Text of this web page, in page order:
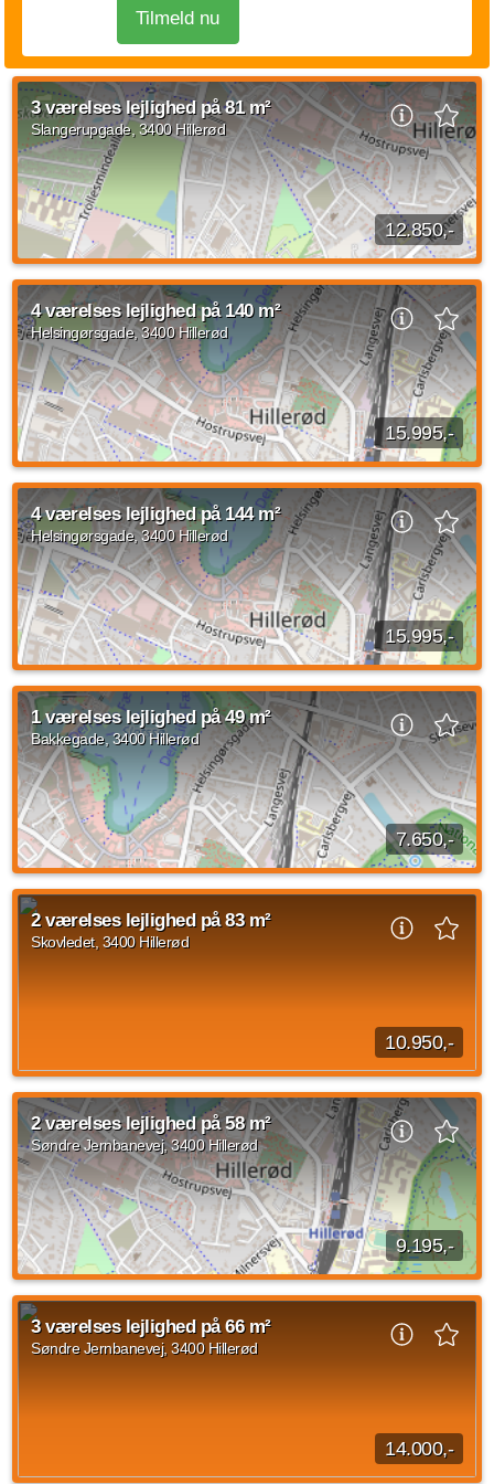
Tilmeld nu
3 værelses lejlighed på 81 m²
Slangerupgade, 3400 Hillerød
12.850,-
Moderne 3-værelses familiebolig med privat uderumDenne 3-
værelses lejlighed er ideel til par, den lille familie eller dig, der
ønsker ekstra plads til...
Kilde: aKF
3 vær. 81 m² 30. okt. 2026
4 værelses lejlighed på 140 m²
Helsingørsgade, 3400 Hillerød
15.995,-
4 værelses lejlighed beliggende Helsingørsgade, Hillerød med
en størrelse på 140 m2 til overtagelse den 1. september
2026. Huslejen udgør 15.995 kroner...
Kilde: Actus
4 vær. 140 m² 31. aug. 2026
4 værelses lejlighed på 144 m²
Helsingørsgade, 3400 Hillerød
15.995,-
4 værelses lejlighed beliggende Helsingørsgade, Hillerød på
144 m2 med indflytning den 15. august 2026. Husleje er på
15.995 DKK og forbrug er på 1.000...
Kilde: Actus
4 vær. 144 m² 14. aug. 2026
1 værelses lejlighed på 49 m²
Bakkegade, 3400 Hillerød
7.650,-
1-værelses lejlighed i karakterfuld ejendom centralt i
HillerødVelindrettet 1-værelses lejlighed i Biblioteksbygningen
– ideel til singlen eller den...
2 værelses lejlighed på 83 m²
Skovledet, 3400 Hillerød
10.950,-
Lys 2-værelses lejlighed i grønt boligområdeDenne 2-
værelses bolig er velegnet til singler eller par, der ønsker en
funktionel planløsning og adgang...
Kilde: aKF
2 vær. 83 m² 29. sep. 2026
2 værelses lejlighed på 58 m²
Søndre Jernbanevej, 3400 Hillerød
9.195,-
2 værelses lejlighed beliggende Søndre Jernbanevej, Hillerød
med et areal på 58 kvadratmeter til overtagelse den 1.
oktober 2026. Den månedlige husleje...
3 værelses lejlighed på 66 m²
Søndre Jernbanevej, 3400 Hillerød
14.000,-